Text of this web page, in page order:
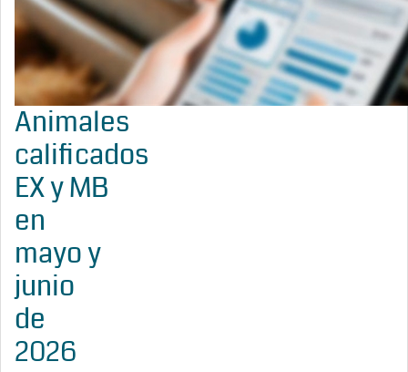
Animales
calificados
EX y MB
en
mayo y
junio
de
2026